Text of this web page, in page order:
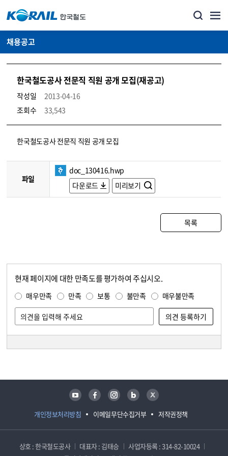
채용공고
한국철도공사 전문직 직원 공개 모집(재공고)
작성일
2013-04-16
조회수
33,543
코레일소개_경영공시_채용공고 상세보기 – 내용, 파일, 담당자 연락처로 구성
한국철도공사 전문직 직원 공개 모집
파일
doc_130416.hwp
다운로드
미리보기
목록
현재 페이지에 대한 만족도를 평가하여 주십시오.
매우만족 만족 보통 불만족 매우불만족
개인정보처리방침 이메일무단수집거부 저작권정책
유튜브 페이스북 인스타그램 블로그 트위터
상호 : 한국철도공사 대표자 : 김태승
사업자등록 : 314-82-10024